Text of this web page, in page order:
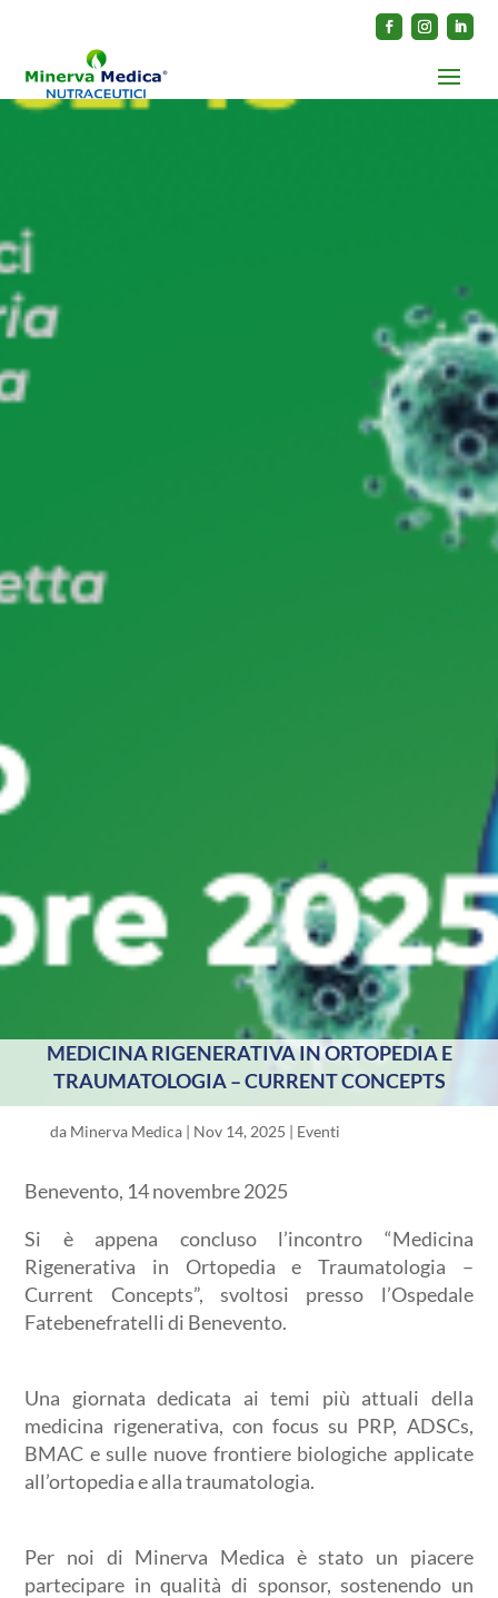
MEDICINA RIGENERATIVA IN ORTOPEDIA E
TRAUMATOLOGIA – CURRENT CONCEPTS
da Minerva Medica| Nov 14, 2025 | Eventi
Benevento, 14 novembre 2025
Si è appena concluso l’incontro “Medicina
Rigenerativa in Ortopedia e Traumatologia –
Current Concepts”, svoltosi presso l’Ospedale
Fatebenefratelli di Benevento.
Una giornata dedicata ai temi più attuali della
medicina rigenerativa, con focus su PRP, ADSCs,
BMAC e sulle nuove frontiere biologiche applicate
all’ortopedia e alla traumatologia.
Per noi di Minerva Medica è stato un piacere
partecipare in qualità di sponsor, sostenendo un